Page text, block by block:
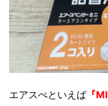
エアスぺといえば 『